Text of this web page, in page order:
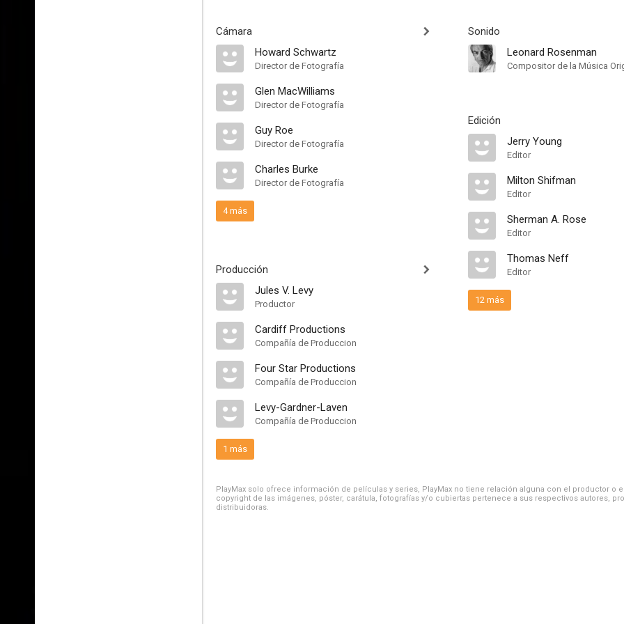
Cámara
Howard Schwartz
Director de Fotografía
Glen MacWilliams
Director de Fotografía
Guy Roe
Director de Fotografía
Charles Burke
Director de Fotografía
4 más
Producción
Jules V. Levy
Productor
Cardiff Productions
Compañía de Produccion
Four Star Productions
Compañía de Produccion
Levy-Gardner-Laven
Compañía de Produccion
1 más
Sonido
Leonard Rosenman
Compositor de la Música
Edición
Jerry Young
Editor
Milton Shifman
Editor
Sherman A. Rose
Editor
Thomas Neff
Editor
12 más
PlayMax solo ofrece información de películas y series, PlayMax no tiene relación alguna con el productor o
copyright de las imágenes, póster, carátula, fotografías y/o cubiertas pertenece a sus respectivos autores,
distribuidoras.